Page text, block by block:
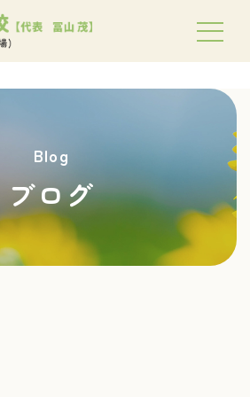
Blog
ブログ